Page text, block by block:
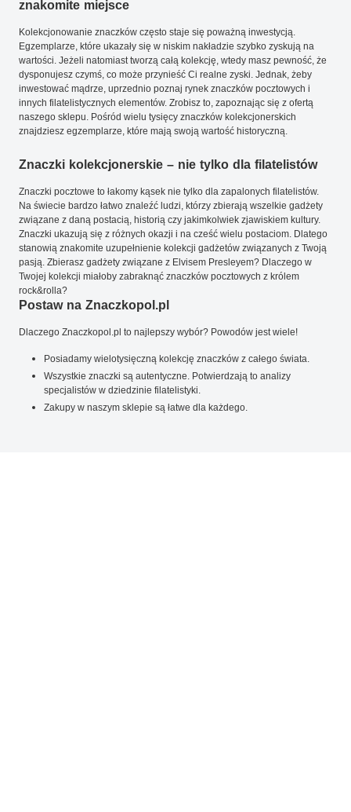
znakomite miejsce
Kolekcjonowanie znaczków często staje się poważną inwestycją.
Egzemplarze, które ukazały się w niskim nakładzie szybko zyskują na
wartości. Jeżeli natomiast tworzą całą kolekcję, wtedy masz pewność, że
dysponujesz czymś, co może przynieść Ci realne zyski. Jednak, żeby
inwestować mądrze, uprzednio poznaj rynek znaczków pocztowych i
innych filatelistycznych elementów. Zrobisz to, zapoznając się z ofertą
naszego sklepu. Pośród wielu tysięcy znaczków kolekcjonerskich
znajdziesz egzemplarze, które mają swoją wartość historyczną.
Znaczki kolekcjonerskie – nie tylko dla filatelistów
Znaczki pocztowe to łakomy kąsek nie tylko dla zapalonych filatelistów.
Na świecie bardzo łatwo znaleźć ludzi, którzy zbierają wszelkie gadżety
związane z daną postacią, historią czy jakimkolwiek zjawiskiem kultury.
Znaczki ukazują się z różnych okazji i na cześć wielu postaciom. Dlatego
stanowią znakomite uzupełnienie kolekcji gadżetów związanych z Twoją
pasją. Zbierasz gadżety związane z Elvisem Presleyem? Dlaczego w
Twojej kolekcji miałoby zabraknąć znaczków pocztowych z królem
rock&rolla?
Postaw na Znaczkopol.pl
Dlaczego Znaczkopol.pl to najlepszy wybór? Powodów jest wiele!
Posiadamy wielotysięczną kolekcję znaczków z całego świata.
Wszystkie znaczki są autentyczne. Potwierdzają to analizy
specjalistów w dziedzinie filatelistyki.
Zakupy w naszym sklepie są łatwe dla każdego.